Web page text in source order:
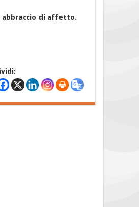
abbraccio di affetto.